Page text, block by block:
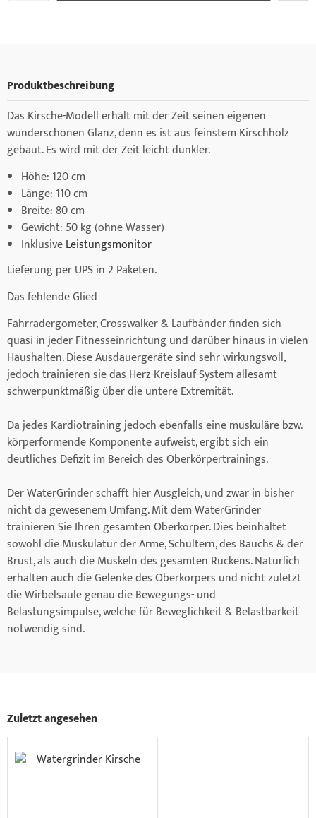
Produktbeschreibung
Das Kirsche-Modell erhält mit der Zeit seinen eigenen
wunderschönen Glanz, denn es ist aus feinstem Kirschholz
gebaut. Es wird mit der Zeit leicht dunkler.
Höhe: 120 cm
Länge: 110 cm
Breite: 80 cm
Gewicht: 50 kg (ohne Wasser)
InklusiveLeistungsmonitor
Lieferung per UPS in 2 Paketen.
Das fehlende Glied
Fahrradergometer, Crosswalker & Laufbänder finden sich
quasi in jeder Fitnesseinrichtung und darüber hinaus in vielen
Haushalten. Diese Ausdauergeräte sind sehr wirkungsvoll,
jedoch trainieren sie das Herz-Kreislauf-System allesamt
schwerpunktmäßig über die untere Extremität.
Da jedes Kardiotraining jedoch ebenfalls eine muskuläre bzw.
körperformende Komponente aufweist, ergibt sich ein
deutliches Defizit im Bereich des Oberkörpertrainings.
Der WaterGrinder schafft hier Ausgleich, und zwar in bisher
nicht da gewesenem Umfang. Mit dem WaterGrinder
trainieren Sie Ihren gesamten Oberkörper. Dies beinhaltet
sowohl die Muskulatur der Arme, Schultern, des Bauchs & der
Brust, als auch die Muskeln des gesamten Rückens. Natürlich
erhalten auch die Gelenke des Oberkörpers und nicht zuletzt
die Wirbelsäule genau die Bewegungs- und
Belastungsimpulse, welche für Beweglichkeit & Belastbarkeit
notwendig sind.
Zuletzt angesehen